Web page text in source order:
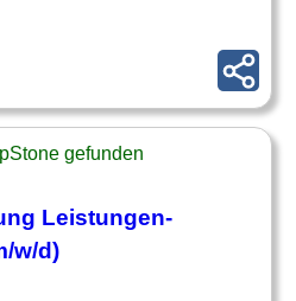
gefunden
Leistungen-
w/d)